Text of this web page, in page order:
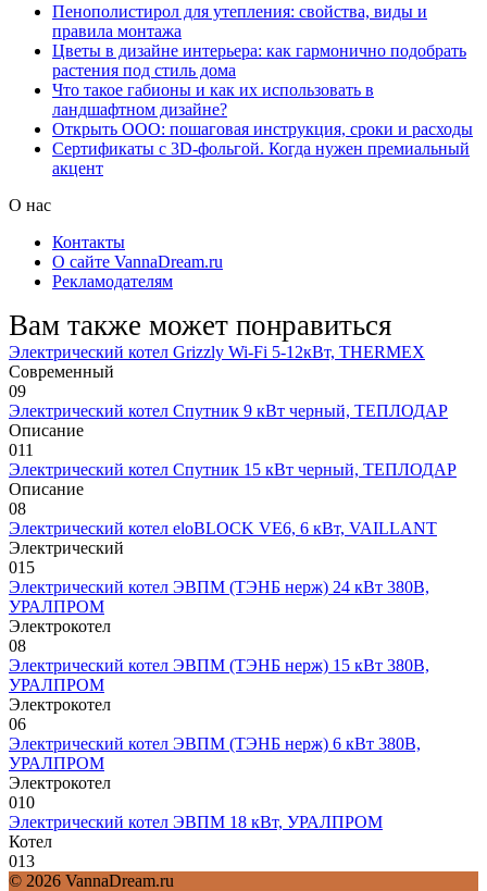
Пенополистирол для утепления: свойства, виды и
правила монтажа
Цветы в дизайне интерьера: как гармонично подобрать
растения под стиль дома
Что такое габионы и как их использовать в
ландшафтном дизайне?
Открыть ООО: пошаговая инструкция, сроки и расходы
Сертификаты с 3D-фольгой. Когда нужен премиальный
акцент
О нас
Контакты
О сайте VannaDream.ru
Рекламодателям
Вам также может понравиться
Электрический котел Grizzly Wi-Fi 5-12кВт, THERMEX
Современный
09
Электрический котел Спутник 9 кВт черный, ТЕПЛОДАР
Описание
011
Электрический котел Спутник 15 кВт черный, ТЕПЛОДАР
Описание
08
Электрический котел eloBLOCK VE6, 6 кВт, VAILLANT
Электрический
015
Электрический котел ЭВПМ (ТЭНБ нерж) 24 кВт 380В,
УРАЛПРОМ
Электрокотел
08
Электрический котел ЭВПМ (ТЭНБ нерж) 15 кВт 380В,
УРАЛПРОМ
Электрокотел
06
Электрический котел ЭВПМ (ТЭНБ нерж) 6 кВт 380В,
УРАЛПРОМ
Электрокотел
010
Электрический котел ЭВПМ 18 кВт, УРАЛПРОМ
Котел
013
© 2026 VannaDream.ru